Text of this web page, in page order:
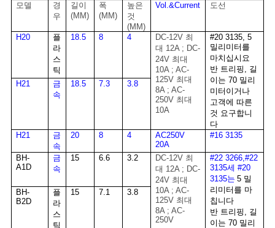
모델
경
우
길이
(MM)
폭
(MM)
높은
것
(MM)
Vol.&Current 도선
H20
플
라
스
틱
18.5 8 4
DC-12V 최
대 12A ; DC-
24V 최대
10A ; AC-
125V 최대
8A ; AC-
250V 최대
10A
#20 3135, 5
밀리미터를
마치십시요
반 트리핑, 길
이는 70 밀리
미터이거나
고객에 따른
것 요구합니
다
H21
금
속
18.5 7.3 3.8
H21
금
속
20 8 4
AC250V
20A
#16 3135
BH-
A1D
금
속
15 6.6 3.2
DC-12V 최
대 12A ; DC-
24V 최대
10A ; AC-
125V 최대
8A ; AC-
250V
#22 3266,#22
3135세 #20
3135는 5 밀
리미터를 마
칩니다
반 트리핑, 길
이는 70 밀리
BH-
B2D
플
라
스
틱
15 7.1 3.8